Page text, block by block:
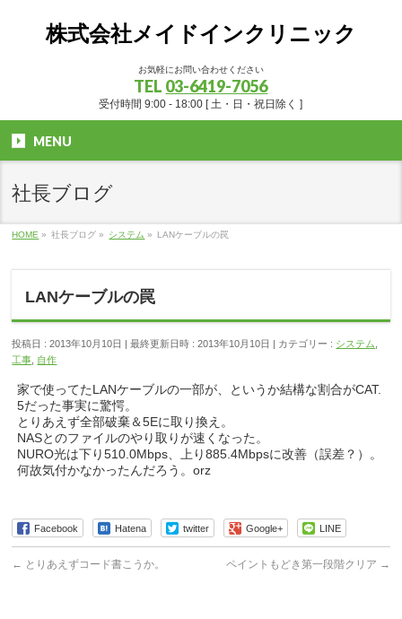
株式会社メイドインクリニック
お気軽にお問い合わせください
TEL 03-6419-7056
受付時間 9:00 - 18:00 [ 土・日・祝日除く ]
MENU
社長ブログ
HOME » 社長ブログ » システム » LANケーブルの罠
LANケーブルの罠
投稿日 : 2013年10月10日 最終更新日時 : 2013年10月10日 カテゴリー : システム
工事 自作
家で使ってたLANケーブルの一部が、というか結構な割合がCAT.
5だった事実に驚愕。
とりあえず全部破棄＆5Eに取り換え。
NASとのファイルのやり取りが速くなった。
NURO光は下り510.0Mbps、上り885.4Mbpsに改善（誤差？）。
何故気付かなかったんだろう。orz
Facebook Hatena twitter Google+ LINE
← とりあえずコード書こうか。 ペイントもどき第一段階クリア →